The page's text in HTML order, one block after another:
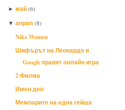
► май(6)
▼ април (8)
Nike Women
Шифърът на Леонардо и
Google правят онлайн игра
2 Филма
Имен ден
Мемоарите на една гейша